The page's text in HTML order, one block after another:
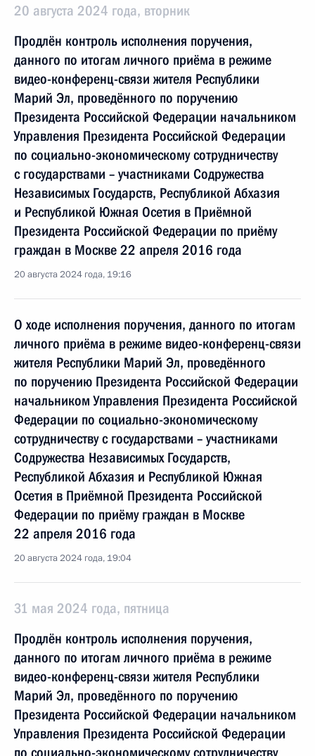
20 августа 2024 года, вторник
Продлён контроль исполнения поручения,
данного по итогам личного приёма в режиме
видео-конференц-связи жителя Республики
Марий Эл, проведённого по поручению
Президента Российской Федерации начальником
Управления Президента Российской Федерации
по социально-экономическому сотрудничеству
с государствами – участниками Содружества
Независимых Государств, Республикой Абхазия
и Республикой Южная Осетия в Приёмной
Президента Российской Федерации по приёму
граждан в Москве 22 апреля 2016 года
20 августа 2024 года, 19:16
О ходе исполнения поручения, данного по итогам
личного приёма в режиме видео-конференц-связи
жителя Республики Марий Эл, проведённого
по поручению Президента Российской Федерации
начальником Управления Президента Российской
Федерации по социально-экономическому
сотрудничеству с государствами – участниками
Содружества Независимых Государств,
Республикой Абхазия и Республикой Южная
Осетия в Приёмной Президента Российской
Федерации по приёму граждан в Москве
22 апреля 2016 года
20 августа 2024 года, 19:04
31 мая 2024 года, пятница
Продлён контроль исполнения поручения,
данного по итогам личного приёма в режиме
видео-конференц-связи жителя Республики
Марий Эл, проведённого по поручению
Президента Российской Федерации начальником
Управления Президента Российской Федерации
по социально-экономическому сотрудничеству